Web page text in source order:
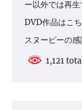
ー以外では再生
DVD作品はこち
スヌーピーの
1,121